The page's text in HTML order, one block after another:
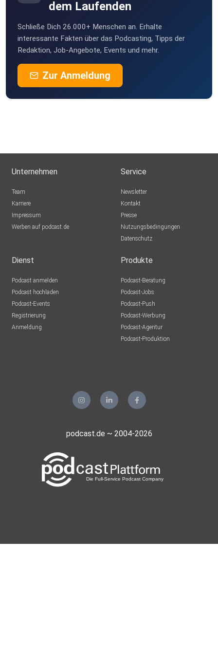
dem Laufenden
Schließe Dich 26.000+ Menschen an. Erhalte
interessante Fakten über das Podcasting, Tipps der
Redaktion, Job-Angebote, Events und mehr.
Zur Anmeldung
Unternehmen
Team
Karriere
Impressum
Werben auf podcast.de
Service
Newsletter
Kontakt
Presse
Nutzungsbedingungen
Datenschutz
Dienst
Podcast anmelden
Podcast hochladen
Podcast-Events
Registrierung
Anmeldung
Produkte
Podcast-Beratung
Podcast-Jobs
Podcast-Push
Podcast-Werbung
Podcast-Agentur
Podcast-Produktion
podcast.de ~ 2004-2026